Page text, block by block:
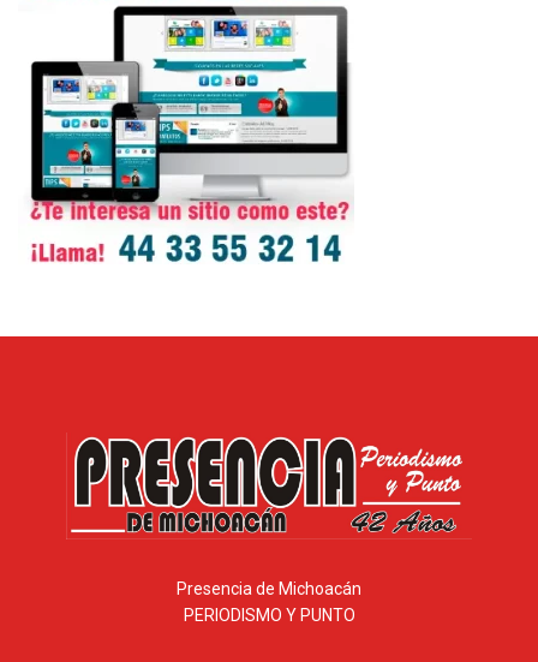
Presencia de Michoacán
PERIODISMO Y PUNTO